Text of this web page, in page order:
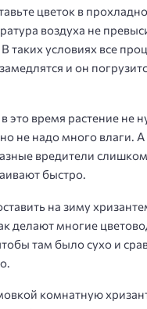
цветок в
воздуха не
таких условиях все
и он
это время растение не
не надо много влаги. А
вредители
быстро.
на зиму
делают многие
там было сухо и
комнатную